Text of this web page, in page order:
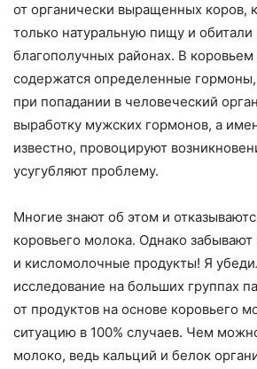
от органически выращенных коров,
только натуральную пищу и обитали
благополучных районах. В
содержатся определенные гормоны,
при попадании в человеческий
выработку мужских гормонов, а
известно, провоцируют
усугубляют проблему.
Многие знают об этом и
коровьего молока. Однако
и кисломолочные продукты! Я
исследование на больших группах
от продуктов на основе коровьего
ситуацию в 100% случаев. Чем
молоко, ведь кальций и белок